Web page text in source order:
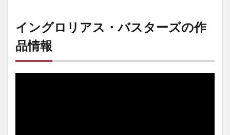
イングロリアス・バスターズの作
品情報